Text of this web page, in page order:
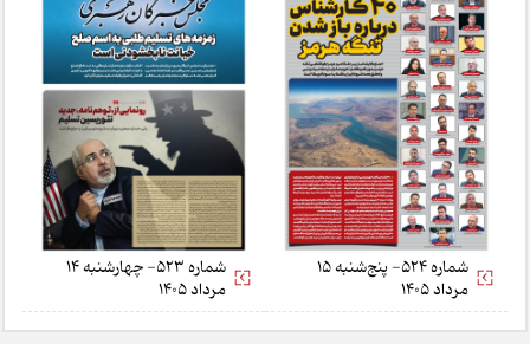
شماره 524- پنج‌شنبه 15
مرداد 1405
شماره 523- چهارشنبه 14
مرداد 1405